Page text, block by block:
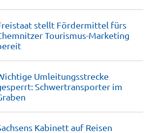
stellt Fördermittel fürs
Tourismus-Marketing
Umleitungsstrecke
Schwertransporter im
Kabinett auf Reisen